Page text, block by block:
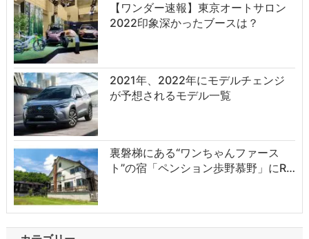
【ワンダー速報】東京オートサロン
2022印象深かったブースは？
2021年、2022年にモデルチェンジ
が予想されるモデル一覧
裏磐梯にある“ワンちゃんファース
ト”の宿「ペンション歩野慕野」にR…